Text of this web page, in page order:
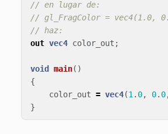
// en lugar de:
// gl_FragColor = vec4(1.0,
// haz:
out vec4 color_out ;
void main()
{
color_out = vec4(1 . 0, 0. 0
}